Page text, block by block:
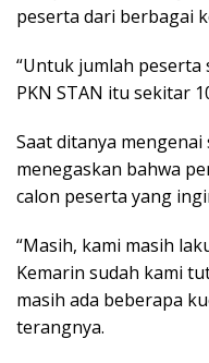
peserta dari berbagai
“Untuk jumlah
PKN STAN itu sekitar
Saat ditanya
menegaskan bahwa
calon peserta yang
“Masih, kami masih
Kemarin sudah kami
masih ada beberapa
terangnya.